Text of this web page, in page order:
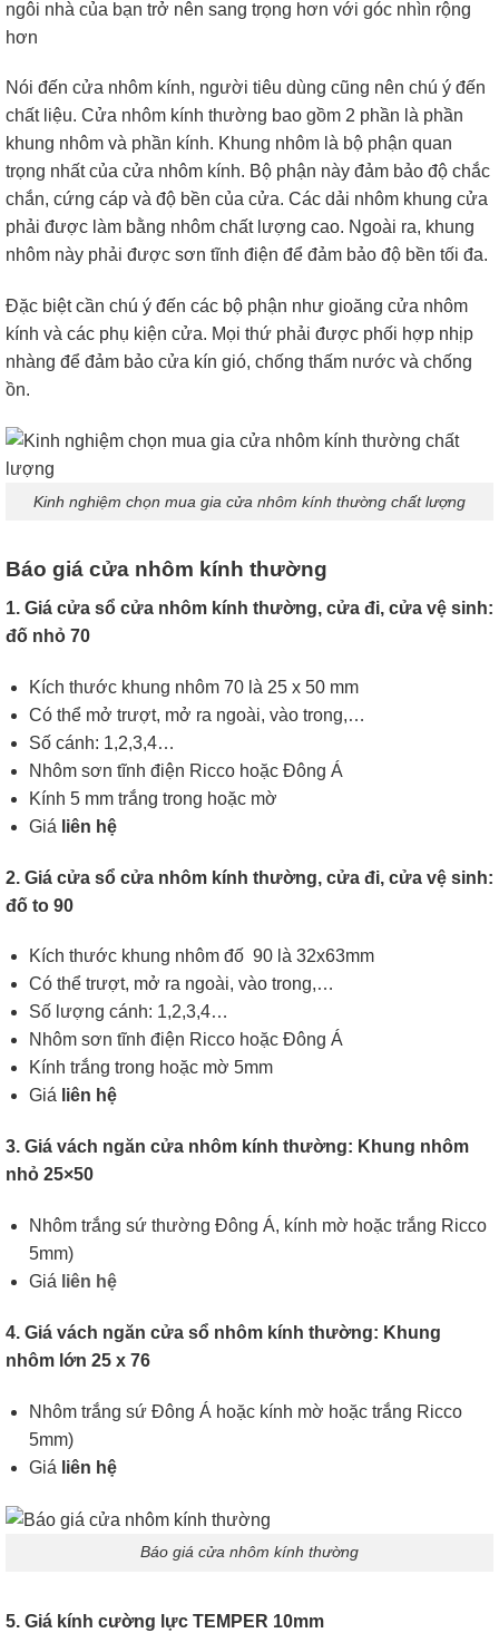
ngôi nhà của bạn trở nên sang trọng hơn với góc nhìn rộng
hơn
Nói đến cửa nhôm kính, người tiêu dùng cũng nên chú ý đến
chất liệu. Cửa nhôm kính thường bao gồm 2 phần là phần
khung nhôm và phần kính. Khung nhôm là bộ phận quan
trọng nhất của cửa nhôm kính. Bộ phận này đảm bảo độ chắc
chắn, cứng cáp và độ bền của cửa. Các dải nhôm khung cửa
phải được làm bằng nhôm chất lượng cao. Ngoài ra, khung
nhôm này phải được sơn tĩnh điện để đảm bảo độ bền tối đa.
Đặc biệt cần chú ý đến các bộ phận như gioăng cửa nhôm
kính và các phụ kiện cửa. Mọi thứ phải được phối hợp nhịp
nhàng để đảm bảo cửa kín gió, chống thấm nước và chống
ồn.
Kinh nghiệm chọn mua gia cửa nhôm kính thường chất lượng
Báo giá cửa nhôm kính thường
1. Giá cửa sổ cửa nhôm kính thường, cửa đi, cửa vệ sinh:
đố nhỏ 70
Kích thước khung nhôm 70 là 25 x 50 mm
Có thể mở trượt, mở ra ngoài, vào trong,…
Số cánh: 1,2,3,4…
Nhôm sơn tĩnh điện Ricco hoặc Đông Á
Kính 5 mm trắng trong hoặc mờ
Giá liên hệ
2. Giá cửa sổ cửa nhôm kính thường, cửa đi, cửa vệ sinh:
đố to 90
Kích thước khung nhôm đố 90 là 32x63mm
Có thể trượt, mở ra ngoài, vào trong,…
Số lượng cánh: 1,2,3,4…
Nhôm sơn tĩnh điện Ricco hoặc Đông Á
Kính trắng trong hoặc mờ 5mm
Giá liên hệ
3. Giá vách ngăn cửa nhôm kính thường: Khung nhôm
nhỏ 25×50
Nhôm trắng sứ thường Đông Á, kính mờ hoặc trắng Ricco
5mm)
Giá liên hệ
4. Giá vách ngăn cửa sổ nhôm kính thường: Khung
nhôm lớn 25 x 76
Nhôm trắng sứ Đông Á hoặc kính mờ hoặc trắng Ricco
5mm)
Giá liên hệ
Báo giá cửa nhôm kính thường
5. Giá kính cường lực TEMPER 10mm